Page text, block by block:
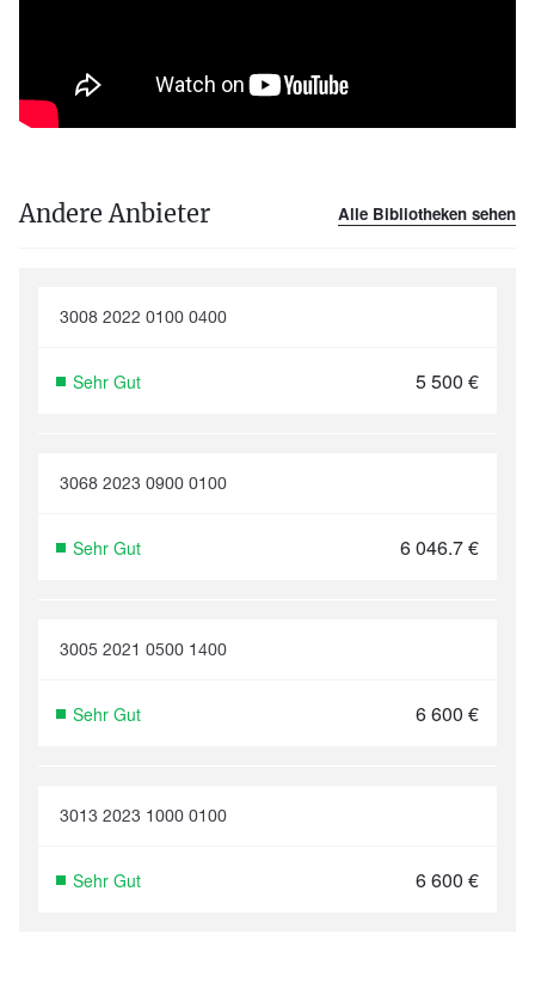
Andere Anbieter Alle Bibliotheken sehen
3008 2022 0100 0400
Sehr Gut 5 500 €
3068 2023 0900 0100
Sehr Gut 6 046.7€
3005 2021 0500 1400
Sehr Gut 6 600 €
3013 2023 1000 0100
Sehr Gut 6 600 €